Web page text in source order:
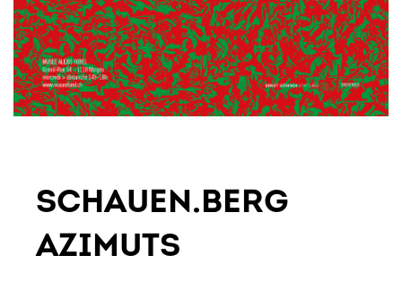
SCHAUEN.BERG
AZIMUTS